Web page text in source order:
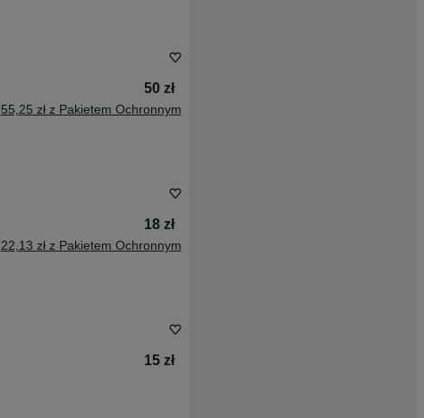
50 zł
55,25 zł z Pakietem Ochronnym
18 zł
22,13 zł z Pakietem Ochronnym
15 zł